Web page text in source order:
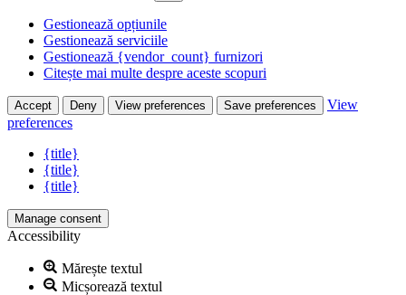
Gestionează opțiunile
Gestionează serviciile
Gestionează {vendor_count} furnizori
Citește mai multe despre aceste scopuri
Accept Deny View preferences Save preferences
View
preferences
{title}
{title}
{title}
Manage consent
Accessibility
Mărește textul
Micșorează textul